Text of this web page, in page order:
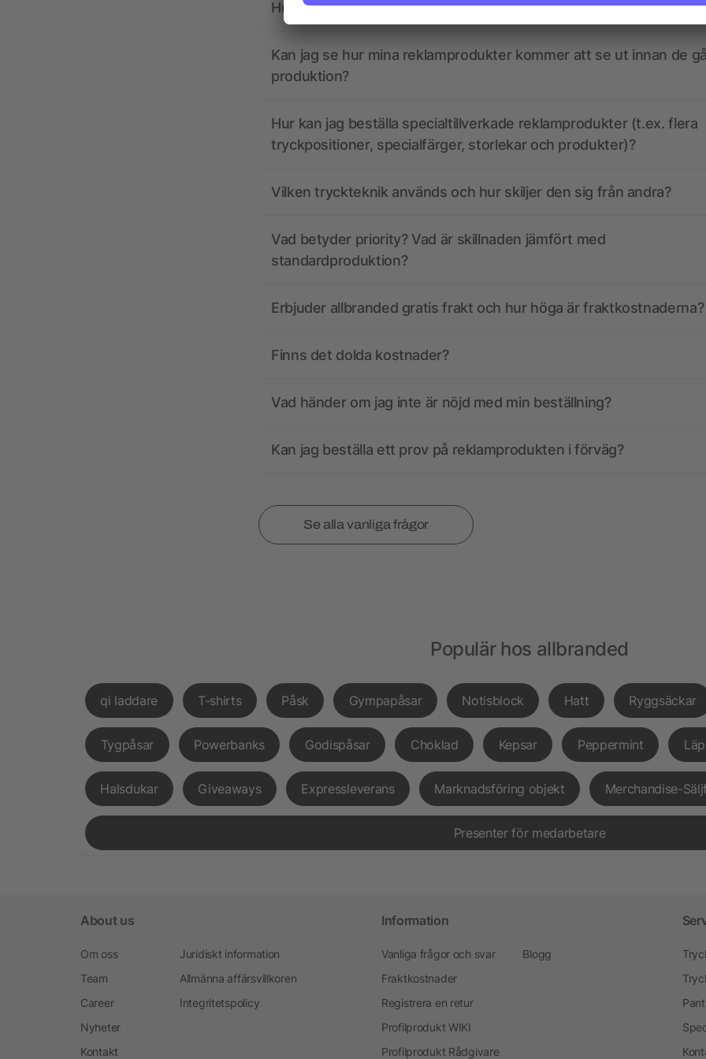
Hur ska tryckdata se ut? Hjälper allbranded mig att skapa dem?
Kan jag se hur mina reklamprodukter kommer att se ut innan de
produktion?
Hur kan jag beställa specialtillverkade reklamprodukter (t.ex. flera
tryckpositioner, specialfärger, storlekar och produkter)?
Vilken tryckteknik används och hur skiljer den sig från andra?
Vad betyder priority? Vad är skillnaden jämfört med
standardproduktion?
Erbjuder allbranded gratis frakt och hur höga är fraktkostnaderna?
Finns det dolda kostnader?
Vad händer om jag inte är nöjd med min beställning?
Kan jag beställa ett prov på reklamprodukten i förväg?
Se alla vanliga frågor
Populär hos allbranded
qi laddare T-shirts Påsk Gympapåsar Notisblock Hatt Ryggsäckar
Tygpåsar Powerbanks Godispåsar Choklad Kepsar Peppermint
Halsdukar Giveaways Expressleverans Marknadsföring objekt Merchandise-
Presenter för medarbetare
About us
Om oss
Team
Career
Nyheter
Kontakt
Juridiskt information
Allmänna affärsvillkoren
Integritetspolicy
Information
Vanliga frågor och svar
Fraktkostnader
Registrera en retur
Profilprodukt WIKI
Profilprodukt Rådgivare
Blogg